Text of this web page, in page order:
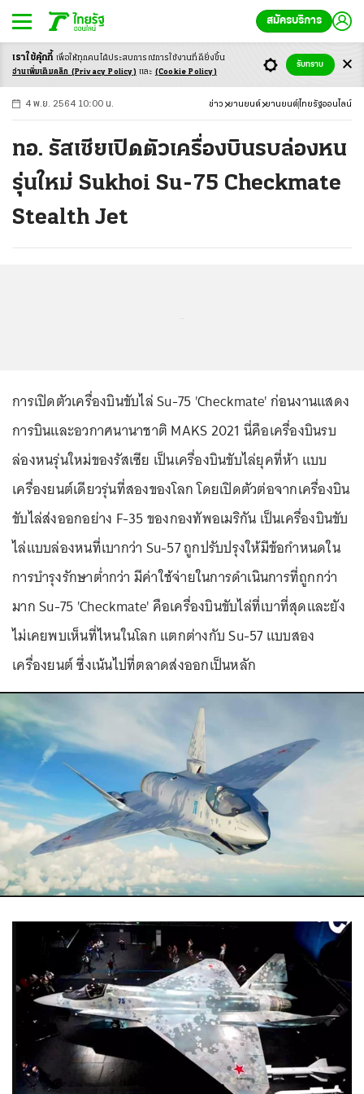
สมัครบริการ
-ก ก ก+
4 พ.ย. 2564 10:00 น. ข่าว ยานยนต์ ยานยนต์ ไทยรัฐออนไลน์
ทอ. รัสเซียเปิดตัวเครื่องบินรบล่องหน
รุ่นใหม่ Sukhoi Su-75 Checkmate
Stealth Jet
การเปิดตัวเครื่องบินขับไล่ Su-75 'Checkmate' ก่อนงานแสดง
การบินและอวกาศนานาชาติ MAKS 2021 นี่คือเครื่องบินรบ
ล่องหนรุ่นใหม่ของรัสเซีย เป็นเครื่องบินขับไล่ยุคที่ห้า แบบ
เครื่องยนต์เดียวรุ่นที่สองของโลก โดยเปิดตัวต่อจากเครื่องบิน
ขับไล่ส่งออกอย่าง F-35 ของกองทัพอเมริกัน เป็นเครื่องบินขับ
ไล่แบบล่องหนที่เบากว่า Su-57 ถูกปรับปรุงให้มีข้อกำหนดใน
การบำรุงรักษาต่ำกว่า มีค่าใช้จ่ายในการดำเนินการที่ถูกกว่า
มาก Su-75 'Checkmate' คือเครื่องบินขับไล่ที่เบาที่สุดและยัง
ไม่เคยพบเห็นที่ไหนในโลก แตกต่างกับ Su-57 แบบสอง
เครื่องยนต์ ซึ่งเน้นไปที่ตลาดส่งออกเป็นหลัก
เราใช้คุ้กกี้ เพื่อให้ทุกคนได้ประสบการณ์การใช้งานที่ดียิ่งขึ้น
อ่านเพิ่มเติมคลิก (Privacy Policy) และ (Cookie Policy)
รับทราบ